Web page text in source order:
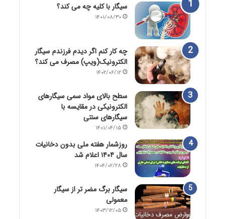
سیگار با کلیه چه می کند؟
۱۴۰۱/۰۸/۳۰
چه کار کنم اگر دیدم فرزندم سیگار
الکترونیک(ویپ) مصرف می کند؟
۱۴۰۲/۰۶/۱۲
سطح بالای مواد سمی سیگارهای
الکترونیکی در مقایسه با
سیگارهای سنتی
۱۴۰۱/۰۴/۱۵
روزشمار هفته ملی بدون دخانیات
سال ۱۴۰۴ اعلام شد
۱۴۰۴/۰۲/۲۸
سیگار برگ مضر تر از سیگار
معمولی
۱۴۰۳/۱۲/۰۵